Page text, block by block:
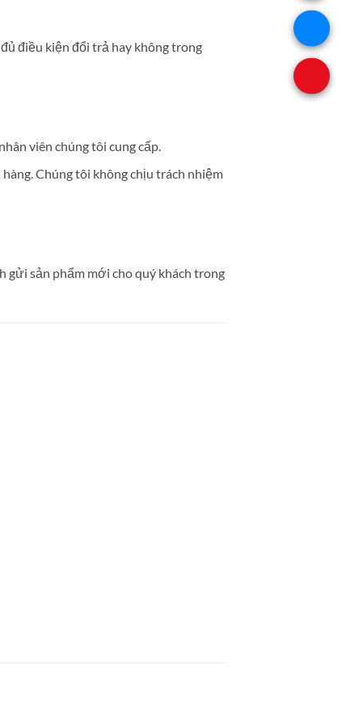
điều kiện đổi trả hay không trong
viên chúng tôi cung cấp.
Chúng tôi không chịu trách nhiệm
gửi sản phẩm mới cho quý khách trong